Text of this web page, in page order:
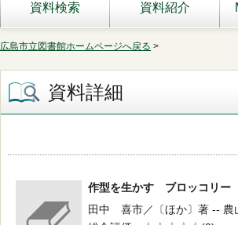
資料検索 資料紹介
広島市立図書館ホームページへ戻る >
資料詳細
作型を生かす ブロッコリ
田中 喜市／〔ほか〕著 -- 農